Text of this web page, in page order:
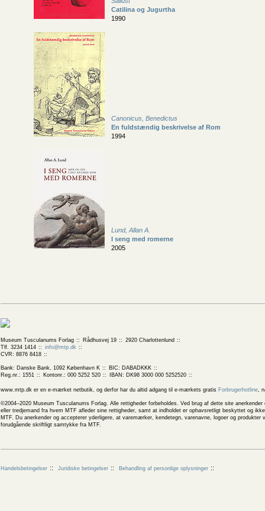
Catilina og Jugurtha
1990
Canonicus, Benedictus
En fuldstændig beskrivelse af Rom
1994
Lund, Allan A.
I seng med romerne
2005
Museum Tusculanums Forlag Rådhusvej 19
2920 Charlottenlund
Tlf. 3234 1414
info@mtp.dk
CVR: 8876 8418
Bank: Danske Bank, 1092 København K
BIC: DABADKKK
Reg.nr.: 1551
Kontonr.: 000 5252 520 IBAN: DK98 3000 000 5252520
www.mtp.dk er en e-mærket netbutik, og derfor har du altid adgang til e-mærkets gratis Forbrugerhotline,
©2004–2020 Museum Tusculanums Forlag. Alle rettigheder forbeholdes. Ved brug af dette site
eller tredjemand fra hvem MTF afleder sine rettigheder, samt at indholdet er ophavsretligt beskyttet og
MTF. Du anerkender og accepterer yderligere, at varemærker, kendetegn, varenavne, logoer og
forudgående skriftligt samtykke fra MTF.
Handelsbetingelser Juridiske betingelser Behandling af personlige oplysninger